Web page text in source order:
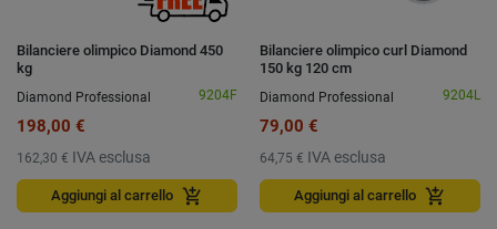
Bilanciere olimpico Diamond 450
kg
Diamond Professional
9204F
198,00 €
162,30 € IVA esclusa
Aggiungi al carrello add_shopping_cart
Bilanciere olimpico curl Diamond
150 kg 120 cm
Diamond Professional
9204L
79,00 €
64,75 € IVA esclusa
Aggiungi al carrello add_shopping_cart